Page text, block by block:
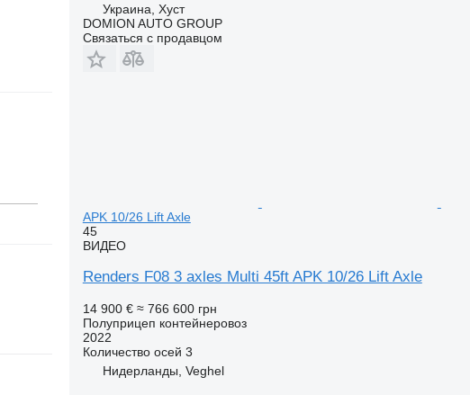
Украина, Хуст
DOMION AUTO GROUP
Связаться с продавцом
APK 10/26 Lift Axle
45
ВИДЕО
Renders F08 3 axles Multi 45ft APK 10/26 Lift Axle
14 900 € ≈ 766 600 грн
Полуприцеп контейнеровоз
2022
Количество осей 3
Нидерланды, Veghel